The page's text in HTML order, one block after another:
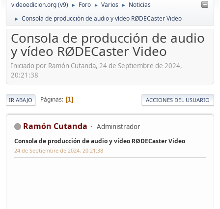
videoedicion.org (v9) ► Foro ► Varios ► Noticias
► Consola de producción de audio y vídeo RØDECaster Video
Consola de producción de audio
y vídeo RØDECaster Video
Iniciado por Ramón Cutanda, 24 de Septiembre de 2024,
20:21:38
IR ABAJO Páginas 1 ACCIONES DEL USUARIO
Ramón Cutanda Administrador
Consola de producción de audio y vídeo RØDECaster Video
24 de Septiembre de 2024, 20:21:38